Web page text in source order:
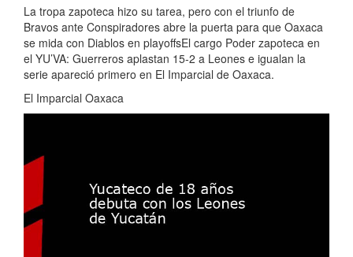
La tropa zapoteca hizo su tarea, pero con el triunfo de
Bravos ante Conspiradores abre la puerta para que Oaxaca
se mida con Diablos en playoffsEl cargo Poder zapoteca en
el YU’VA: Guerreros aplastan 15-2 a Leones e igualan la
serie apareció primero en El Imparcial de Oaxaca.
El Imparcial Oaxaca